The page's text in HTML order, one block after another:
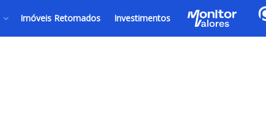
Imóveis Retomados Investimentos